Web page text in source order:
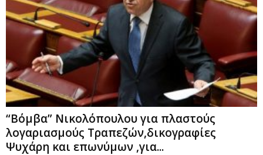
“Βόμβα” Νικολόπουλου για πλαστούς
λογαριασμούς Τραπεζών,δικογραφίες
Ψυχάρη και επωνύμων ,για...